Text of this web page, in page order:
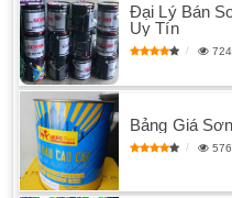
Đại Lý Bán
Uy Tín
724
Bảng Giá
576